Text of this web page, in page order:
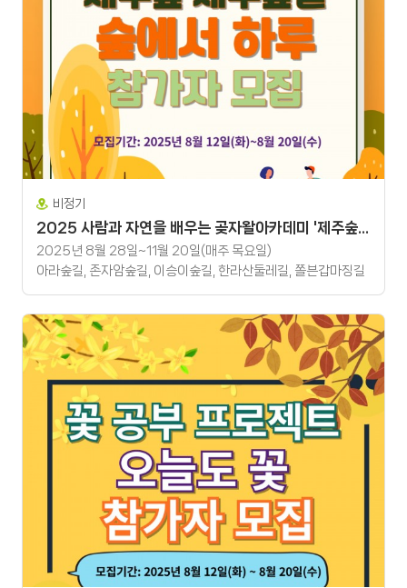
비정기
2025 사람과 자연을 배우는 곶자왈아카데미 '제주숲 제주숲길 - 숲에서 하루'
2025년 8월 28일~11월 20일(매주 목요일)
아라숲길, 존자암숲길, 이승이숲길, 한라산둘레길, 쫄븐갑마징길